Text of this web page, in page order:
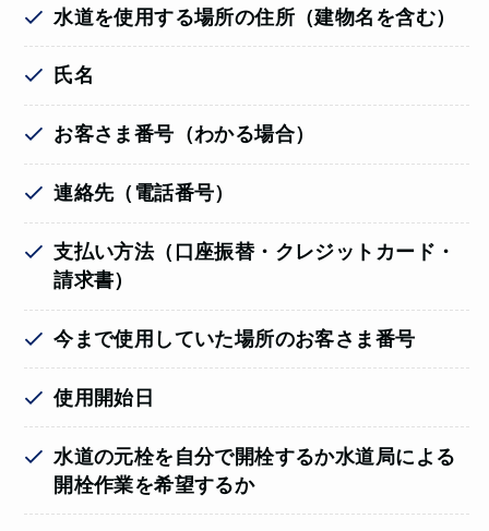
水道を使用する場所の住所（建物名を含む）
氏名
お客さま番号（わかる場合）
連絡先（電話番号）
支払い方法（口座振替・クレジットカード・
請求書）
今まで使用していた場所のお客さま番号
使用開始日
水道の元栓を自分で開栓するか水道局による
開栓作業を希望するか